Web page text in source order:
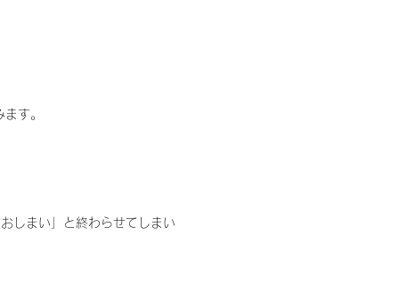
す。
しまい」と終わらせてしまい